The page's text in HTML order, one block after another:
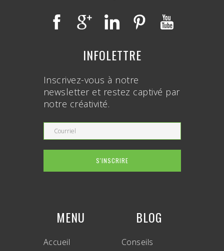
INFOLETTRE
Inscrivez-vous à notre
newsletter et restez captivé par
notre créativité.
MENU
Accueil
BLOG
Conseils